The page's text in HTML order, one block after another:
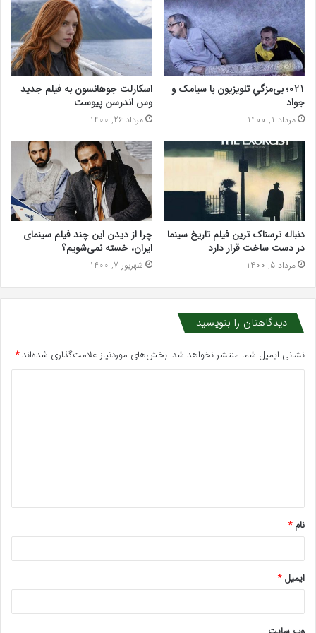
۰۲۱؛ بی‌مزگیِ تلویزیون با سیامک و
جواد
مرداد 1, 1400
اسکارلت جوهانسون به فیلم جدید
وس اندرسن پیوست
مرداد 26, 1400
دنباله ترسناک ترین فیلم تاریخ سینما
در دست ساخت قرار دارد
مرداد 5, 1400
چرا از دیدن این چند فیلم سینمای
ایران، خسته نمی‌شویم؟
شهریور 7, 1400
دیدگاهتان را بنویسید
نشانی ایمیل شما منتشر نخواهد شد. بخش‌های موردنیاز علامت‌گذاری شده‌اند*
*
نام*
ایمیل*